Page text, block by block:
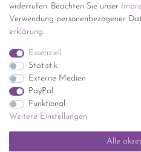
widerrufen. Beachten Sie unser
Verwendung personenbezogener
erklärung.
Essenziell
Statistik
Externe Medien
PayPal
Funktional
Weitere Einstellungen
Alle
Sie haben zuviel Porzellan im
Einfach unverbindliches Angebot
*Endpreis inkl. MwSt. (Dieser
UStG der
Mehrwertsteuer auf der
Impressum